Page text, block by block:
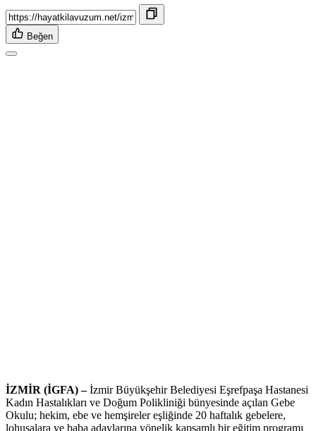
Beğen
İZMİR (İGFA) –İzmir Büyükşehir Belediyesi Eşrefpaşa Hastanesi
Kadın Hastalıkları ve Doğum Polikliniği bünyesinde açılan Gebe
Okulu; hekim, ebe ve hemşireler eşliğinde 20 haftalık gebelere,
lohusalara ve baba adaylarına yönelik kapsamlı bir eğitim programı